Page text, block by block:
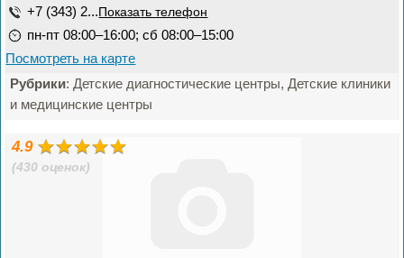
+7 (343) 2... Показать телефон
пн-пт 08:00–16:00; сб 08:00–15:00
Посмотреть на карте
Рубрики: Детские диагностические центры, Детские клиники
и медицинские центры
4.9
(430 оценок)